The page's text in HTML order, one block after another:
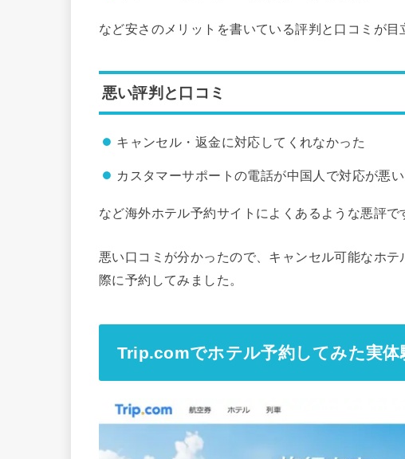
など安さのメリットを書いている評判と口コミが目
悪い評判と口コミ
キャンセル・返金に対応してくれなかった
カスタマーサポートの電話が中国人で対応が悪
など海外ホテル予約サイトによくあるような悪評で
悪い口コミが分かったので、キャンセル可能なホ
際に予約してみました。
Trip.comでホテル予約してみた実体